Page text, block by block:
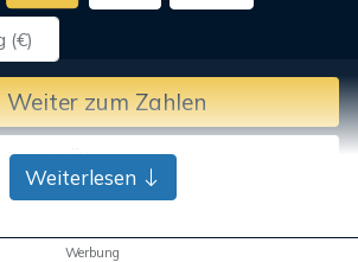
Weiter zum Zahlen
Bank-Überweisung
Weiterlesen
Werbung